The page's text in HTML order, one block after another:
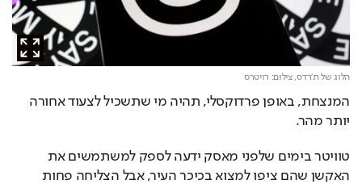
הלוג של ת'רדס,צילום: רויטרס
המנצחת, באופן פרדוקסלי, תהיה מי שתשכיל לצעוד אחורה
יותר מהר.
טוויטר בימים שלפני מאסק ידעה לספק למשתמשים את
האקשן שהם ציפו למצוא בכיכר העיר, אבל הצליחה פחות